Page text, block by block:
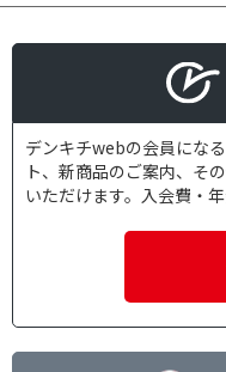
デンキチwebの会員にな
ト、新商品のご案内、そ
いただけます。入会費・